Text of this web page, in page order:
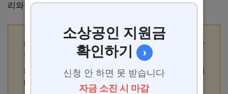
리와 신용정보 개선 노력이 뒷받침되었기 때문입니다.
핵심 팁 1: 연체 초기부터 전문가 상담과 금융기관
협상을 병행해 신속히 대응한다.
핵심 팁 2: 금융기관별 제도와 조건 차이를 사전에
비교 분석해 유리한 조건을 선택한다.
소상공인 지원금
확인하기
›
신청 안 하면 못 받습니다
자금 소진 시 마감